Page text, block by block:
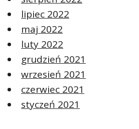
lipiec 2022
maj 2022
luty 2022
grudzień 2021
wrzesień 2021
czerwiec 2021
styczeń 2021